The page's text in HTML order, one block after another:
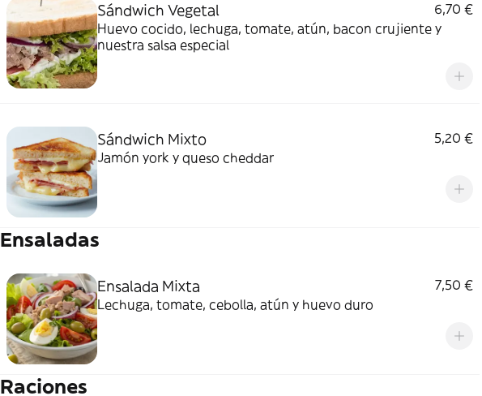
Sándwich Vegetal
6,70 €
Huevo cocido, lechuga, tomate, atún, bacon crujiente y
nuestra salsa especial
Sándwich Mixto
5,20 €
Jamón york y queso cheddar
Ensaladas
Ensalada Mixta
7,50 €
Lechuga, tomate, cebolla, atún y huevo duro
Raciones